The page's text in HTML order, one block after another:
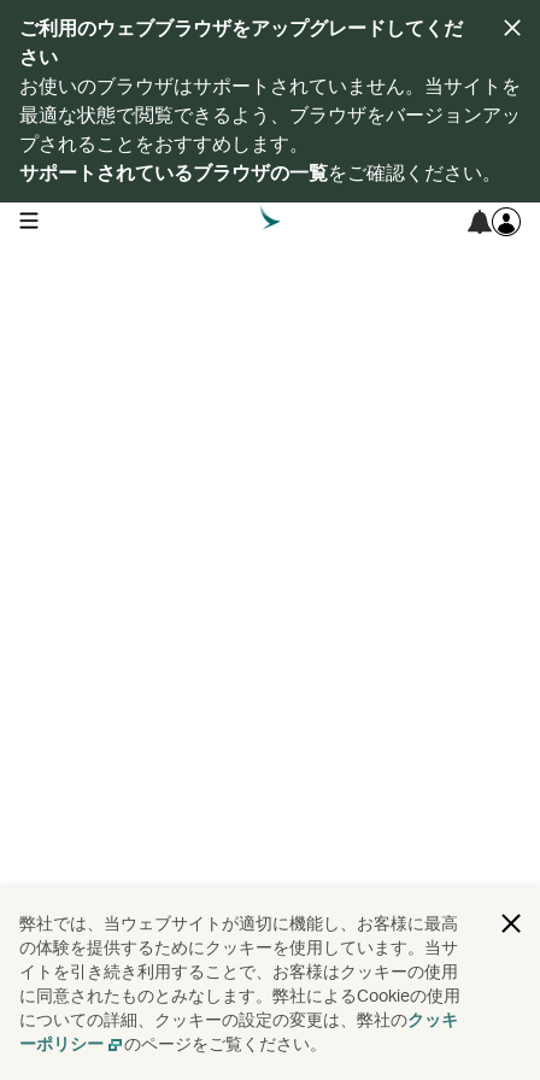
ご利用のウェブブラウザをアップグレードしてくだ
さい
お使いのブラウザはサポートされていません。当サイトを
最適な状態で閲覧できるよう、ブラウザをバージョンアッ
プされることをおすすめします。
サポートされているブラウザの一覧をご確認ください。
open navigation menu
弊社では、当ウェブサイトが適切に機能し、お客様に最高
の体験を提供するためにクッキーを使用しています。当サ
イトを引き続き利用することで、お客様はクッキーの使用
に同意されたものとみなします。弊社によるCookieの使用
についての詳細、クッキーの設定の変更は、弊社のクッキ
ーポリシー
のページをご覧ください。